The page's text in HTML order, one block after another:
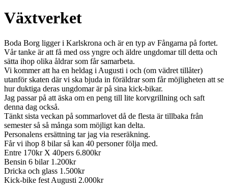
Växtverket
Boda Borg ligger i Karlskrona och är en typ av Fångarna på fortet.
Vår tanke är att få med oss yngre och äldre ungdomar till detta och
sätta ihop olika åldrar som får samarbeta.
Vi kommer att ha en heldag i Augusti i och (om vädret tillåter)
utanför skaten där vi ska bjuda in föräldrar som får möjligheten att se
hur duktiga deras ungdomar är på sina kick-bikar.
Jag passar på att äska om en peng till lite korvgrillning och saft
denna dag också.
Tänkt sista veckan på sommarlovet då de flesta är tillbaka från
semester så så många som möjligt kan delta.
Personalens ersättning tar jag via reseräkning.
Får vi ihop 8 bilar så kan 40 personer följa med.
Entre 170kr X 40pers 6.800kr
Bensin 6 bilar 1.200kr
Dricka och glass 1.500kr
Kick-bike fest Augusti 2.000kr